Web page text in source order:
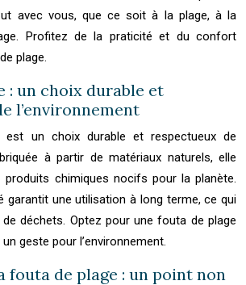
avec vous, que ce soit à la plage, à la
Profitez de la praticité et du confort
plage.
: un choix durable et
l’environnement
un choix durable et respectueux de
à partir de matériaux naturels, elle
produits chimiques nocifs pour la planète.
garantit une utilisation à long terme, ce qui
déchets. Optez pour une fouta de plage
geste pour l’environnement.
fouta de plage : un point non